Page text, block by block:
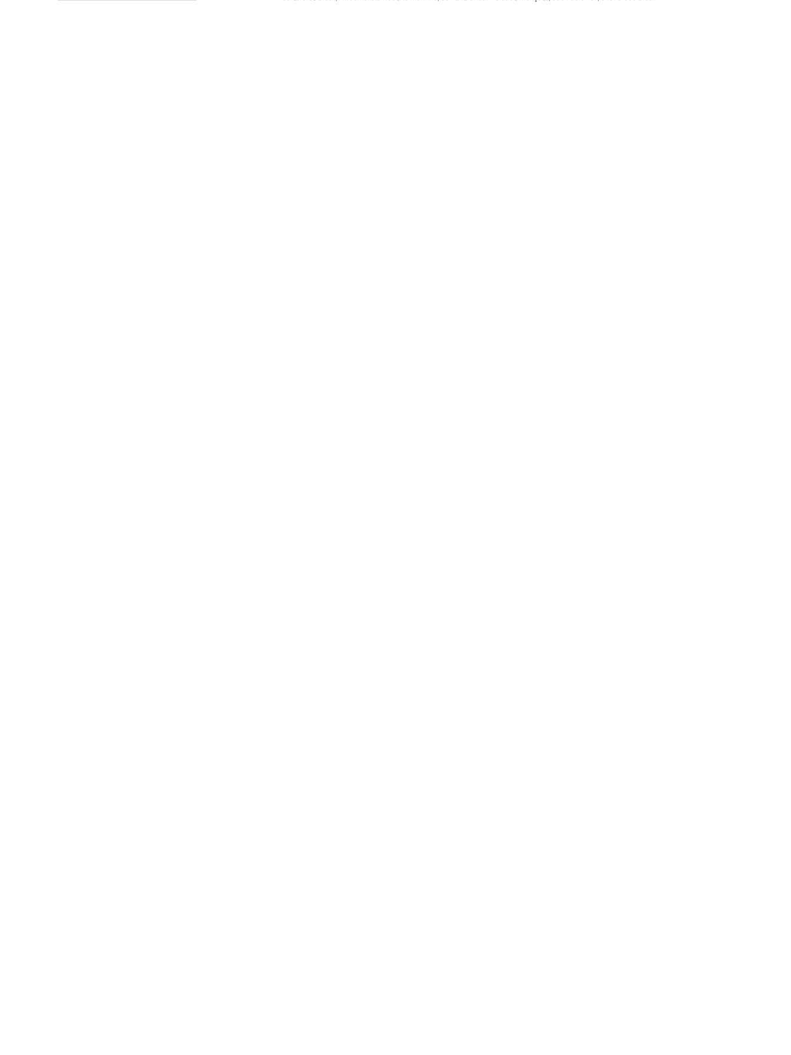
Diga-nos para podermos melhorar!